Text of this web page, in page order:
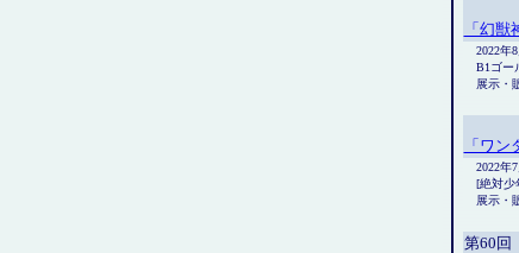
「幻獣
2022年
B1ゴー
展示・
「ワ
2022年
[絶対少
展示・
第60回